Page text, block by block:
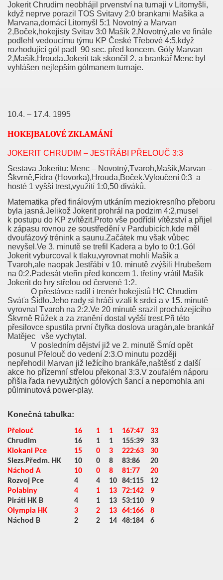
Jokerit Chrudim neobhájil prvenství na turnaji v Litomyšli,
když neprve porazil TOS Svitavy 2:0 brankami Mašíka a
Marvana,domácí Litomyšl 5:1 Novotný a Marvan
2,Boček,hokejisty Svitav 3:0 Mašík 2,Novotný,ale ve finále
podlehl vedoucímu týmu KP České Třebové 4:5,když
rozhodující gól padl
90 sec. před koncem. Góly Marvan
2,Mašík,Hrouda.Jokerit tak skončil 2. a brankář Menc byl
vyhlášen nejlepším gólmanem turnaje.
10.4. – 17.4. 1995
HOKEJBALOVÉ ZKLAMÁNÍ
JOKERIT CHRUDIM – JESTŘÁBI PŘELOUČ 3:3
Sestava Jokeritu: Menc – Novotný,Tvaroh,Mašík,Marvan –
Škvrně,Fidra (Hovorka),Hrouda,Boček.Vyloučení 0:3 a
hosté 1 vyšší trest,využití 1:0,50 diváků.
Matematika před finálovým utkáním meziokresního přeboru
byla jasná.Jelikož Jokerit prohrál na podzim 4:2,musel
k postupu do KP zvítězit.Proto vše podřídil vítězství a přijel
k zápasu rovnou ze soustředění v Pardubicích,kde měl
dvoufázový trénink a saunu.Začátek mu však vůbec
nevyšel.Ve 3. minutě se trefil Kadera a bylo to 0:1.Gól
Jokerit vyburcoval k tlaku,vyrovnat mohli Mašík a
Tvaroh,ale naopak Jestřábi v 10. minutě zvýšili Hrubešem
na 0:2.Padesát vteřin před koncem 1. třetiny vrátil Mašík
Jokerit do hry střelou od červené 1:2.
O přestávce radil i trenér hokejistů HC Chrudim
Sváťa Šídlo.Jeho rady si hráči vzali k srdci a v 15. minutě
vyrovnal Tvaroh na 2:2.Ve 20 minutě srazil procházejícího
Škvrně Růžek a za zranění dostal vyšší trest.Při této
přesilovce spustila první čtyřka doslova uragán,ale brankář
Matějec
vše vychytal.
V posledním dějství již ve 2. minutě Šmíd opět
posunul Přelouč do vedení 2:3.O minutu později
nepřehodil Marvan již ležícího brankáře,naštěstí z další
akce ho přízemní střelou překonal 3:3.V zoufalém náporu
přišla řada nevyužitých gólových šancí a nepomohla ani
půlminutová power-play.
Konečná tabulka:
Přelouč 16 1 1 167:47
33
Chrudim
16 1 1 155:39
33
Klokani Pce
15 0 3 222:63
30
Slezs.Předm. HK
10 0 8 83:86
20
Náchod A
10 0 8 81:77
20
Rozvoj Pce
4 4 10 84:115
12
Polabiny
4 1 13 72:142
9
Piráti HK B
4 1 13 53:110
9
Olympia HK
3 2 13 64:166
8
Náchod B
2 2 14 48:184 6